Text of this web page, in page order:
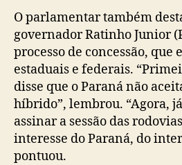
O parlamentar também
governador Ratinho Junior
processo de concessão, que
estaduais e federais.
disse que o Paraná não
híbrido”, lembrou. “Agora,
assinar a sessão das
interesse do Paraná, do
pontuou.